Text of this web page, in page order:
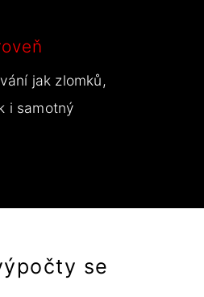
jak zlomků,
i samotný
se